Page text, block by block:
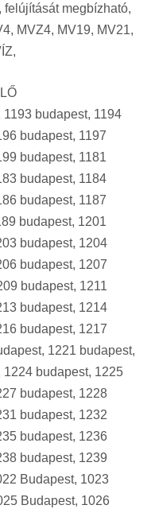
megbízható,
MVZ4, MV19, MV21,
budapest, 1194
budapest, 1197
budapest, 1181
budapest, 1184
budapest, 1187
budapest, 1201
budapest, 1204
budapest, 1207
budapest, 1211
budapest, 1214
budapest, 1217
1221 budapest,
budapest, 1225
budapest, 1228
budapest, 1232
budapest, 1236
budapest, 1239
Budapest, 1023
Budapest, 1026